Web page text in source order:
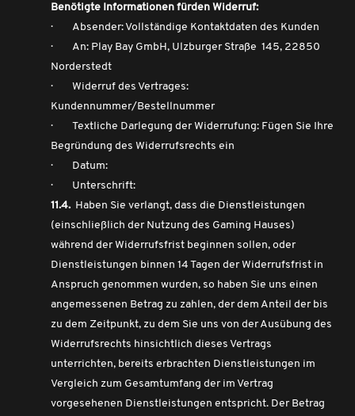
Benötigte Informationen fürden Widerruf:
· Absender: Vollständige Kontaktdaten des Kunden
· An: Play Bay GmbH, Ulzburger Straße 145, 22850
Norderstedt
· Widerruf des Vertrages:
Kundennummer/Bestellnummer
· Textliche Darlegung der Widerrufung: Fügen Sie Ihre
Begründung des Widerrufsrechts ein
· Datum:
· Unterschrift:
11.4. Haben Sie verlangt, dass die Dienstleistungen
(einschließlich der Nutzung des Gaming Hauses)
während der Widerrufsfrist beginnen sollen, oder
Dienstleistungen binnen 14 Tagen der Widerrufsfrist in
Anspruch genommen wurden, so haben Sie uns einen
angemessenen Betrag zu zahlen, der dem Anteil der bis
zu dem Zeitpunkt, zu dem Sie uns von der Ausübung des
Widerrufsrechts hinsichtlich dieses Vertrags
unterrichten, bereits erbrachten Dienstleistungen im
Vergleich zum Gesamtumfang der im Vertrag
vorgesehenen Dienstleistungen entspricht. Der Betrag